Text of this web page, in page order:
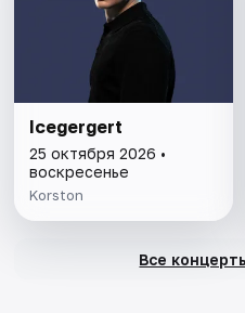
Icegergert
25 октября 2026 •
воскресенье
Korston
Все